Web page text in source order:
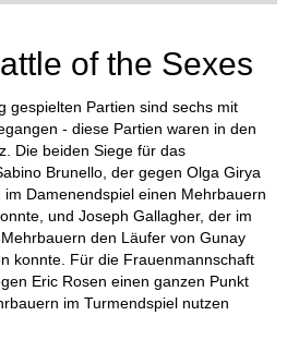
of the Sexes
gespielten Partien sind sechs mit
- diese Partien waren in den
Die beiden Siege für das
Brunello, der gegen Olga Girya
Damenendspiel einen Mehrbauern
und Joseph Gallagher, der im
den Läufer von Gunay
konnte. Für die Frauenmannschaft
Eric Rosen einen ganzen Punkt
im Turmendspiel nutzen